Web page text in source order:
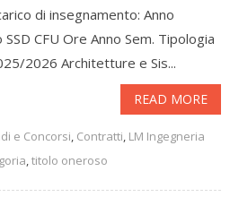
di insegnamento: Anno
CFU Ore Anno Sem. Tipologia
2026 Architetture e Sis...
READ MORE
e Concorsi, Contratti, LM Ingegneria
,titolo oneroso